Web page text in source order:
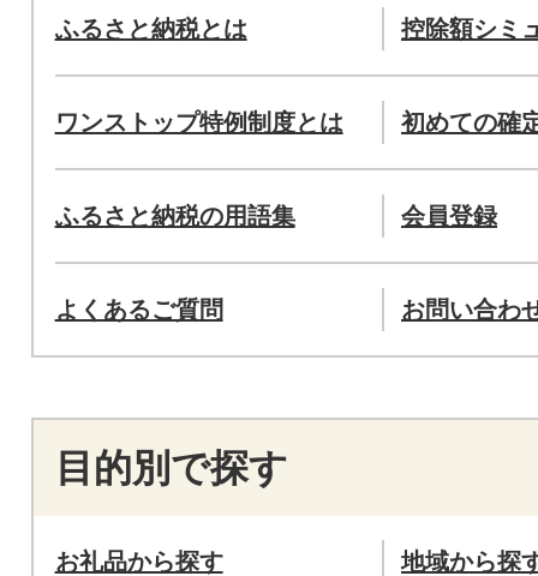
ふるさと納税とは 控除額シミ
ワンストップ特例制度とは 初めての確
ふるさと納税の用語集 会員登録
よくあるご質問 お問い合わ
目的別で探す
お礼品から探す 地域から探